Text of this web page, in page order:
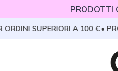
PRODOTTI
SUPERIORI A 100 € •